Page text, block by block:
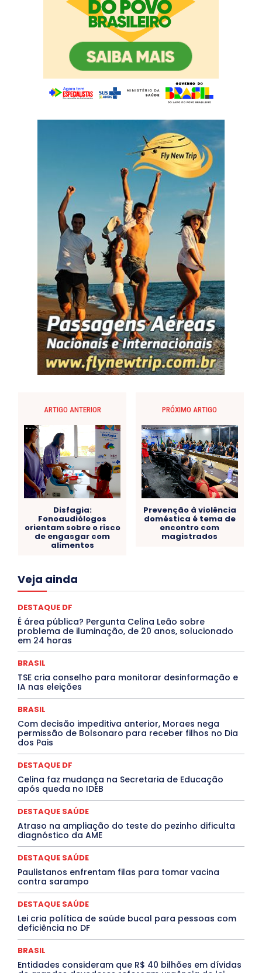
ARTIGO ANTERIOR
Disfagia:
Fonoaudiólogos
orientam sobre o risco
de engasgar com
alimentos
PRÓXIMO ARTIGO
Prevenção à violência
doméstica é tema de
encontro com
magistrados
Veja ainda
Acre
Congressuanas & Esplanadumas
Covid-19
Crônica Política Crônicas
Cultura e Tal
DANÇA Dengue
Denuncia
DESTAQUE BRASIL
DESTAQUE DF
DESTAQUE SAÚDE
DESTAQUES OUTROS
Especial
Espírito Santo ESPORTE
ESTÁGIO
EVENTOS
Febre Oropouche
FILMES
Goiás
Jogos Online
JUDICIÁRIO LITERATURA
Maranhão
Marburg
Mato Grosso
Mato Grosso do Sul
MEIO AMBIENTE
MÚSICA
O Plantonista Opinião Oropouche
Pará
Paraíba
PROCESSO SELETIVO
PUBLIEDITORIAL
QUALIFICAÇÃO PROFISSIONAL
RESIDÊNCIA
Rio de Janeiro
Santa Catarina
Saúde Agora
TÁ FROID?
TEATRO TECNOLOGIA
TIC TAC
Tocantins
DESTAQUE DF
É área pública? Pergunta Celina Leão sobre
problema de iluminação, de 20 anos, solucionado
em 24 horas
BRASIL
TSE cria conselho para monitorar desinformação e
IA nas eleições
BRASIL
Com decisão impeditiva anterior, Moraes nega
permissão de Bolsonaro para receber filhos no Dia
dos Pais
DESTAQUE DF
Celina faz mudança na Secretaria de Educação
após queda no IDEB
DESTAQUE SAÚDE
Atraso na ampliação do teste do pezinho dificulta
diagnóstico da AME
DESTAQUE SAÚDE
Paulistanos enfrentam filas para tomar vacina
contra sarampo
DESTAQUE SAÚDE
Lei cria política de saúde bucal para pessoas com
deficiência no DF
BRASIL
Entidades consideram que R$ 40 bilhões em dívidas